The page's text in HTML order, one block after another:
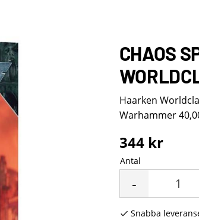
CHAOS
Haarken
Warhammer
344kr
Antal
-
Snabba